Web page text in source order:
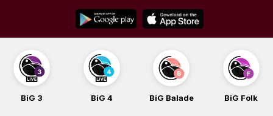
content
BiG 4 BiG Balade BiG Folk BiG iG